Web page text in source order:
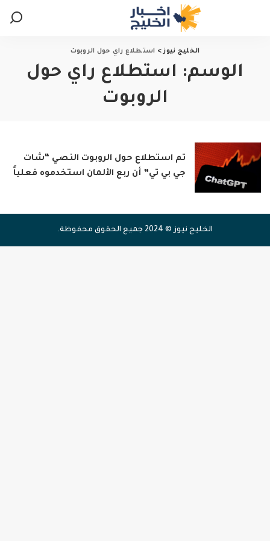
الخليج نيوز> استطلاع راي حول الروبوت
الوسم: استطلاع راي حول
الروبوت
تم استطلاع حول الروبوت النصي “شات
جي بي تي” أن ربع الألمان استخدموه فعلياً
الخليج نيوز © 2024 جميع الحقوق محفوظة.